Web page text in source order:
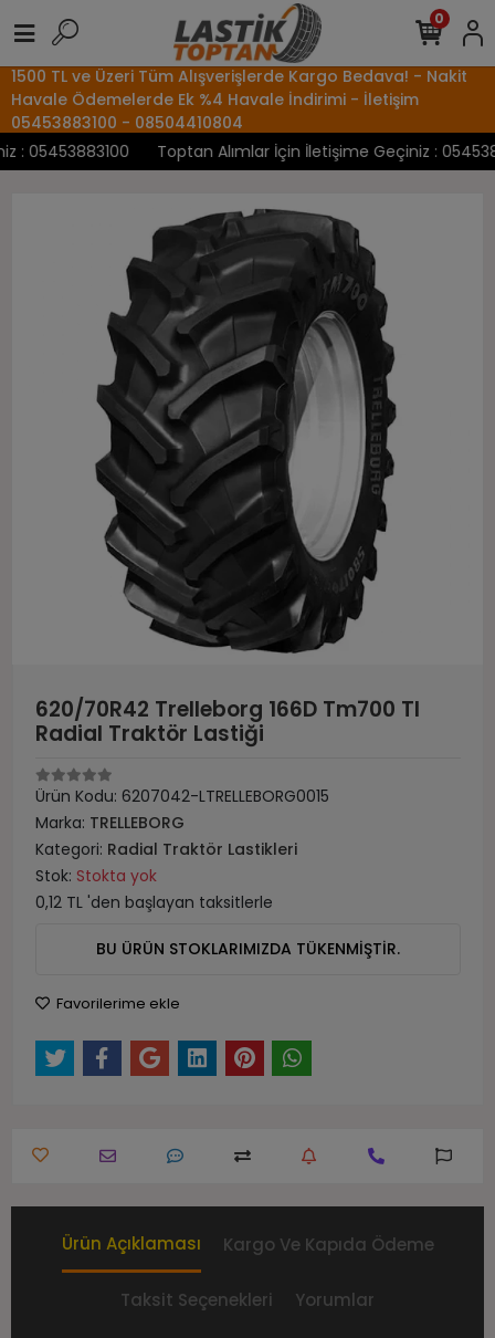
1500 TL ve Üzeri Tüm Alışverişlerde Kargo Bedava! - Nakit
Havale Ödemelerde Ek %4 Havale İndirimi - İletişim
05453883100 - 08504410804
05453883100
Toptan Alımlar İçin İletişime Geçiniz :
0
620/70R42 Trelleborg 166D Tm700 Tl
Radial Traktör Lastiği
Ürün Kodu: 6207042-LTRELLEBORG0015
Marka: TRELLEBORG
Kategori: Radial Traktör Lastikleri
Stok: Stokta yok
0,12 TL 'den başlayan taksitlerle
BU ÜRÜN STOKLARIMIZDA TÜKENMİŞTİR.
Favorilerime ekle
Ürün Açıklaması Kargo Ve Kapıda Ödeme
Taksit Seçenekleri Yorumlar